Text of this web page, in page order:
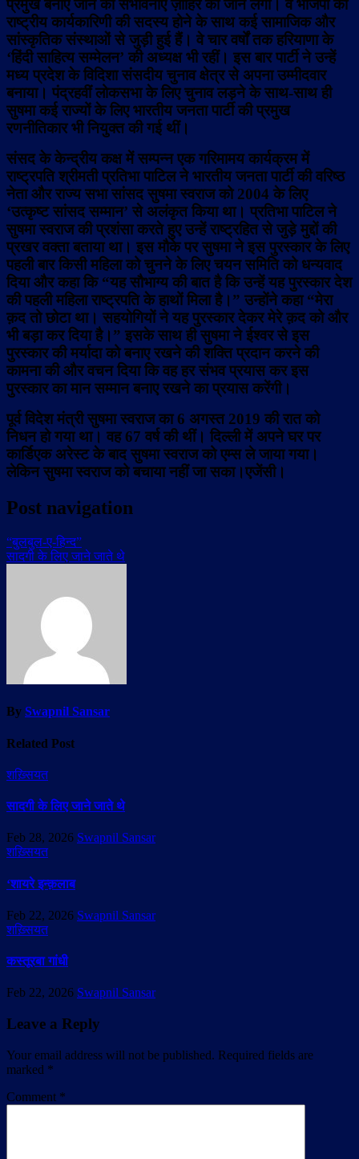
प्रमुख बनाए जाने की संभावनाएँ ज़ाहिर की जाने लगीं। वे भाजपा की
राष्ट्रीय कार्यकारिणी की सदस्य होने के साथ कई सामाजिक और
सांस्कृतिक संस्थाओं से जुड़ी हुई हैं। वे चार वर्षों तक हरियाणा के
‘हिंदी साहित्य सम्मेलन’ की अध्यक्ष भी रहीं। इस बार पार्टी ने उन्हें
मध्य प्रदेश के विदिशा संसदीय चुनाव क्षेत्र से अपना उम्मीदवार
बनाया। पंद्रहवीं लोकसभा के लिए चुनाव लड़ने के साथ-साथ ही
सुषमा कई राज्यों के लिए भारतीय जनता पार्टी की प्रमुख
रणनीतिकार भी नियुक्त की गई थीं।
संसद के केन्द्रीय कक्ष में सम्पन्न एक गरिमामय कार्यक्रम में
राष्ट्रपति श्रीमती प्रतिभा पाटिल ने भारतीय जनता पार्टी की वरिष्ठ
नेता और राज्य सभा सांसद सुषमा स्वराज को 2004 के लिए
‘उत्कृष्ट सांसद सम्मान’ से अलंकृत किया था। प्रतिभा पाटिल ने
सुषमा स्वराज की प्रशंसा करते हुए उन्हें राष्ट्रहित से जुड़े मुद्दों की
प्रखर वक्ता बताया था। इस मौके पर सुषमा ने इस पुरस्कार के लिए
पहली बार किसी महिला को चुनने के लिए चयन समिति को धन्यवाद
दिया और कहा कि “यह सौभाग्य की बात है कि उन्हें यह पुरस्कार देश
की पहली महिला राष्ट्रपति के हाथों मिला है।” उन्होंने कहा “मेरा
क़द तो छोटा था। सहयोगियों ने यह पुरस्कार देकर मेरे क़द को और
भी बड़ा कर दिया है।” इसके साथ ही सुषमा ने ईश्वर से इस
पुरस्कार की मर्यादा को बनाए रखने की शक्ति प्रदान करने की
कामना की और वचन दिया कि वह हर संभव प्रयास कर इस
पुरस्कार का मान सम्मान बनाए रखने का प्रयास करेंगी।
पूर्व विदेश मंत्री सुषमा स्वराज का 6 अगस्त 2019 की रात को
निधन हो गया था। वह 67 वर्ष की थीं। दिल्ली में अपने घर पर
कार्डिएक अरेस्ट के बाद सुषमा स्वराज को एम्स ले जाया गया।
लेकिन सुषमा स्वराज को बचाया नहीं जा सका।एजेंसी।
Post navigation
“बुलबुल-ए-हिन्द”
सादगी के लिए जाने जाते थे
By Swapnil Sansar
Related Post
शख़्सियत
सादगी के लिए जाने जाते थे
Feb 28, 2026 Swapnil Sansar
शख़्सियत
‘शायरे इन्क़लाब
Feb 22, 2026 Swapnil Sansar
शख़्सियत
कस्तूरबा गांधी
Feb 22, 2026 Swapnil Sansar
Leave a Reply
Your email address will not be published. Required fields are
marked *
Comment *